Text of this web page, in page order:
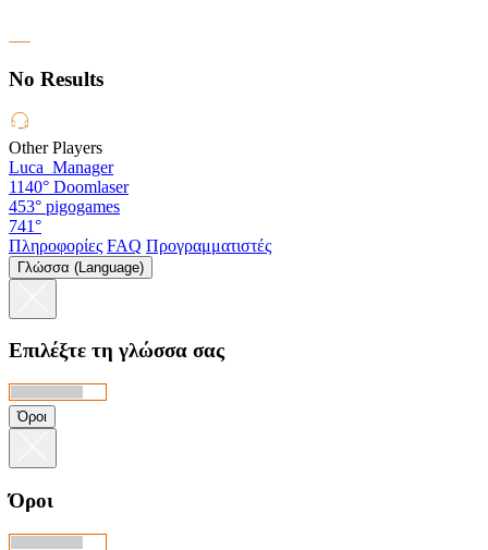
No Results
Other Players
Luca_Manager
1140° Doomlaser
453° pigogames
741°
Πληροφορίες FAQ Προγραμματιστές
Γλώσσα (Language)
Επιλέξτε τη γλώσσα σας
Όροι
Όροι